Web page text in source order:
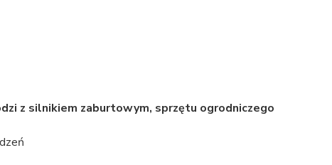
z silnikiem zaburtowym, sprzętu ogrodniczego